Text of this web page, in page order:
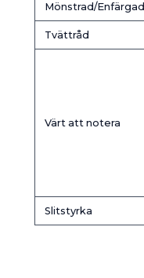
Mönstrad/Enfärgad
Tvättråd
Värt att notera
Slitstyrka